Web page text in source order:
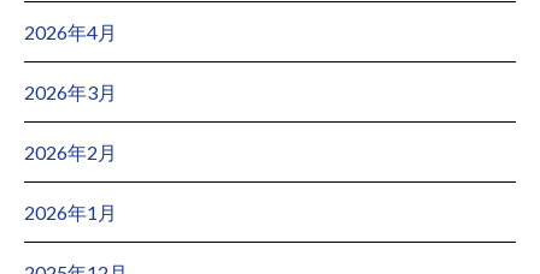
2026年4月
2026年3月
2026年2月
2026年1月